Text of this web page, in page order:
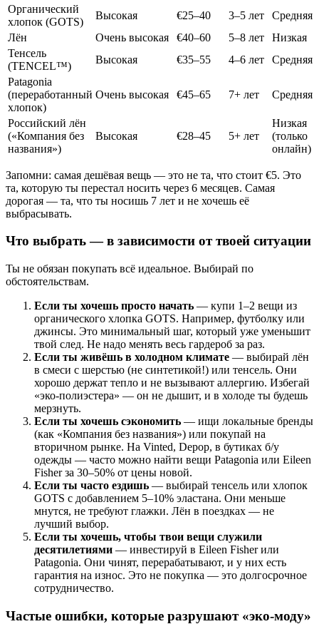
Органический
хлопок (GOTS)
Высокая €25–40 3–5 лет
Средняя
Лён
Очень высокая €40–60 5–8 лет
Низкая
Тенсель
(TENCEL™)
Высокая €35–55 4–6 лет
Средняя
Patagonia
(переработанный
хлопок)
Очень высокая €45–65 7+ лет Средняя
Российский лён
(«Компания без
названия»)
Высокая €28–45 5+ лет
Низкая
(только
онлайн)
Запомни: самая дешёвая вещь — это не та, что стоит €5. Это
та, которую ты перестал носить через 6 месяцев. Самая
дорогая — та, что ты носишь 7 лет и не хочешь её
выбрасывать.
Что выбрать — в зависимости от твоей ситуации
Ты не обязан покупать всё идеальное. Выбирай по
обстоятельствам.
Если ты хочешь просто начать — купи 1–2 вещи из
органического хлопка GOTS. Например, футболку или
джинсы. Это минимальный шаг, который уже уменьшит
твой след. Не надо менять весь гардероб за раз.
Если ты живёшь в холодном климате — выбирай лён
в смеси с шерстью (не синтетикой!) или тенсель. Они
хорошо держат тепло и не вызывают аллергию. Избегай
«эко-полиэстера» — он не дышит, и в холоде ты будешь
мерзнуть.
Если ты хочешь сэкономить — ищи локальные бренды
(как «Компания без названия») или покупай на
вторичном рынке. На Vinted, Depop, в бутиках б/у
одежды — часто можно найти вещи Patagonia или Eileen
Fisher за 30–50% от цены новой.
Если ты часто ездишь — выбирай тенсель или хлопок
GOTS с добавлением 5–10% эластана. Они меньше
мнутся, не требуют глажки. Лён в поездках — не
лучший выбор.
Если ты хочешь, чтобы твои вещи служили
десятилетиями — инвестируй в Eileen Fisher или
Patagonia. Они чинят, перерабатывают, и у них есть
гарантия на износ. Это не покупка — это долгосрочное
сотрудничество.
Частые ошибки, которые разрушают «эко-моду»